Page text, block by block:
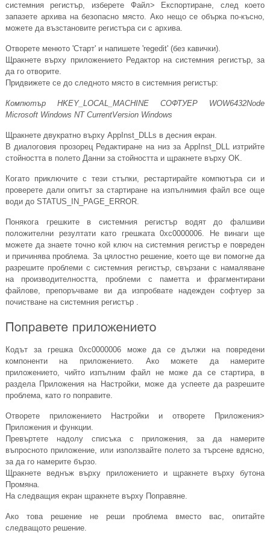
системния регистър, изберете Файл> Експортиране, след което
запазете архива на безопасно място. Ако нещо се обърка по-късно,
можете да възстановите регистъра си с архива.
Отворете менюто 'Старт' и напишете 'regedit' (без кавички).
Щракнете върху приложението Редактор на системния регистър, за
да го отворите.
Придвижете се до следното място в системния регистър:
Компютър HKEY_LOCAL_MACHINE СОФТУЕР WOW6432Node
Microsoft Windows NT CurrentVersion Windows
Щракнете двукратно върху AppInst_DLLs в десния екран.
В диалоговия прозорец Редактиране на низ за AppInst_DLL изтрийте
стойността в полето Данни за стойността и щракнете върху OK.
Когато приключите с тези стъпки, рестартирайте компютъра си и
проверете дали опитът за стартиране на изпълнимия файл все още
води до STATUS_IN_PAGE_ERROR.
Понякога грешките в системния регистър водят до фалшиви
положителни резултати като грешката 0xc0000006. Не винаги ще
можете да знаете точно кой ключ на системния регистър е повреден
и причинява проблема. За цялостно решение, което ще ви помогне да
разрешите проблеми с системния регистър, свързани с намаляване
на производителността, проблеми с паметта и фрагментирани
файлове, препоръчваме ви да изпробвате надежден софтуер за
почистване на системния регистър .
Кодът за грешка 0xc0000006 може да се дължи на повредени
компоненти на приложението. Ако можете да намерите
приложението, чийто изпълним файл не може да се стартира, в
раздела Приложения на Настройки, може да успеете да разрешите
проблема, като го поправите.
Отворете приложението Настройки и отворете Приложения>
Приложения и функции.
Превъртете надолу списъка с приложения, за да намерите
въпросното приложение, или използвайте полето за търсене вдясно,
за да го намерите бързо.
Щракнете веднъж върху приложението и щракнете върху бутона
Промяна.
На следващия екран щракнете върху Поправяне.
Ако това решение не реши проблема вместо вас, опитайте
следващото решение.